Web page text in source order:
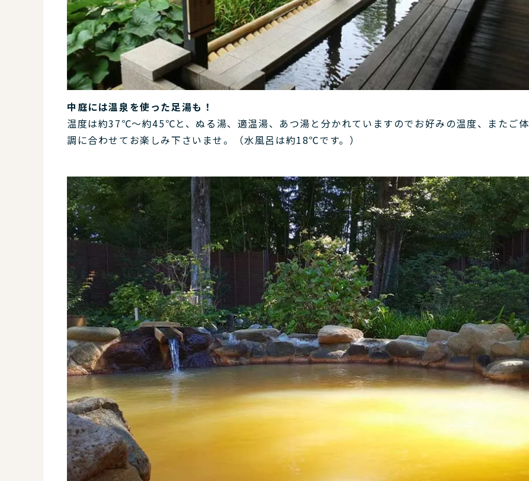
中庭には温泉を使った足湯も！
温度は約37℃～約45℃と、ぬる湯、適温湯、あつ湯と分かれていますのでお好みの温度、またご体
調に合わせてお楽しみ下さいませ。（水風呂は約18℃です。）